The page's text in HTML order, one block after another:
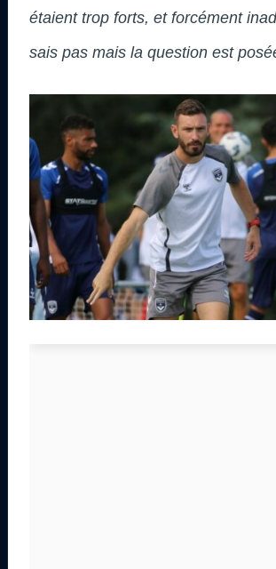
étaient trop forts, et forcément
sais pas mais la question est